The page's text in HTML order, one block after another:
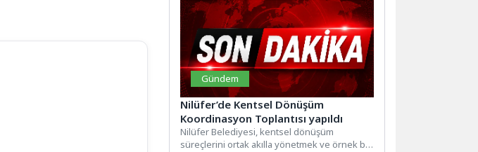
Gündem
Nilüfer’de Kentsel Dönüşüm
Koordinasyon Toplantısı yapıldı
Nilüfer Belediyesi, kentsel dönüşüm
süreçlerini ortak akılla yönetmek ve örnek bir